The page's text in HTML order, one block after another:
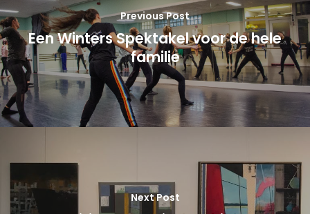
Previous Post
Een Winters Spektakel voor de hele
familie
Next Post